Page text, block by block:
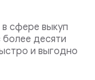
сфере выкуп
десяти
и выгодно